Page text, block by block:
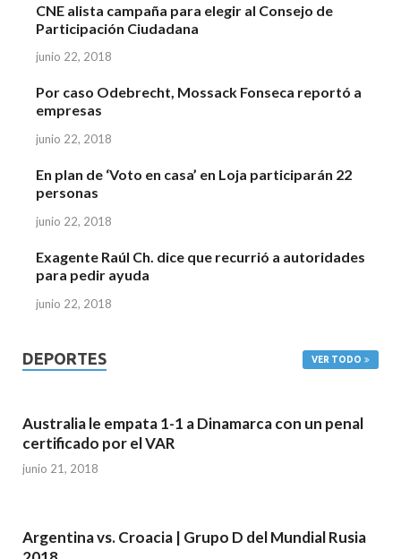
CNE alista campaña para elegir al Consejo de
Participación Ciudadana
junio 22, 2018
Por caso Odebrecht, Mossack Fonseca reportó a
empresas
junio 22, 2018
En plan de ‘Voto en casa’ en Loja participarán 22
personas
junio 22, 2018
Exagente Raúl Ch. dice que recurrió a autoridades
para pedir ayuda
junio 22, 2018
DEPORTES VER TODO
Australia le empata 1-1 a Dinamarca con un penal
certificado por el VAR
junio 21, 2018
Argentina vs. Croacia | Grupo D del Mundial Rusia